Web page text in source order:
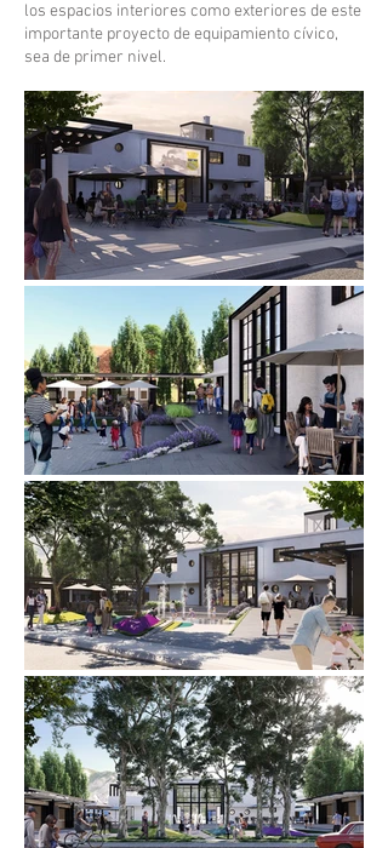
los espacios interiores como exteriores de este
importante proyecto de equipamiento cívico,
sea de primer nivel.